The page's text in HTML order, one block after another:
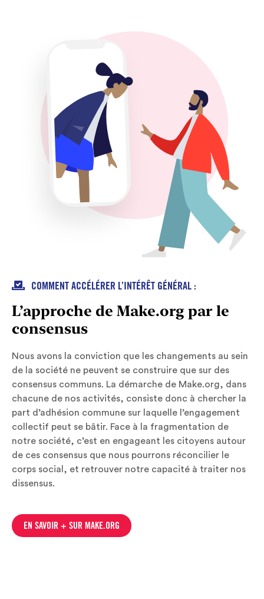
 COMMENT ACCÉLÉRER L’INTÉRÊT GÉNÉRAL :
L’approche de Make.org par le
consensus
Nous avons la conviction que les changements au sein
de la société ne peuvent se construire que sur des
consensus communs. La démarche de Make.org, dans
chacune de nos activités, consiste donc à chercher la
part d’adhésion commune sur laquelle l’engagement
collectif peut se bâtir. Face à la fragmentation de
notre société, c’est en engageant les citoyens autour
de ces consensus que nous pourrons réconcilier le
corps social, et retrouver notre capacité à traiter nos
dissensus.
EN SAVOIR + SUR MAKE.ORG